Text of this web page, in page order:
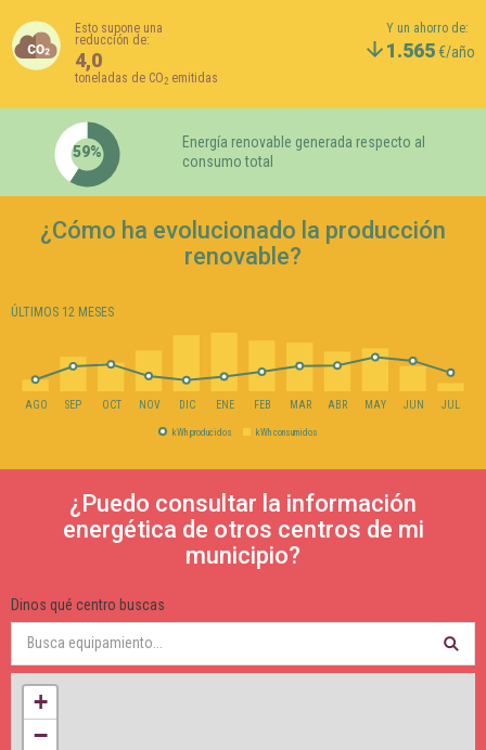
Esto supone una
reducción de:
4,0
toneladas de CO2 emitidas
Y un ahorro de:
1.565€/año
59%
59%
41%
Renovables
Energía renovable generada respecto al
consumo total
¿Cómo ha evolucionado la producción
renovable?
ÚLTIMOS 12 MESES
AGO SEP OCT NOV DIC ENE FEB MAR ABR MAY JUN JUL
kWh producidos kWh consumidos
¿Puedo consultar la información
energética de otros centros de mi
municipio?
Dinos qué centro buscas
+
−